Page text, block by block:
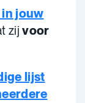
jouw
zijvoor
lijst